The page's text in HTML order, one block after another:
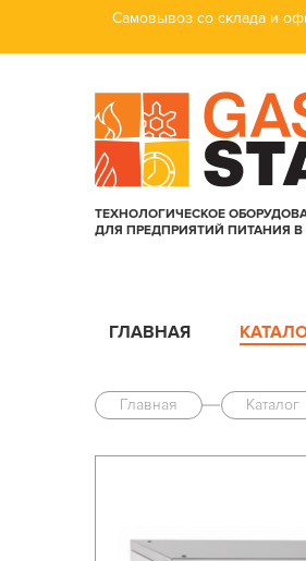
Самовывоз со склада и
ТЕХНОЛОГИЧЕСКОЕ
ДЛЯ ПРЕДПРИЯТИЙ ПИТАНИЯ
ГЛАВНАЯ
Главная Каталог